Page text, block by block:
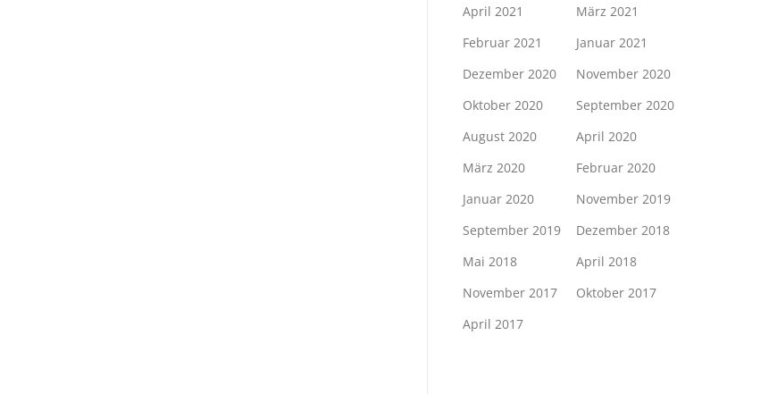
April 2021
März 2021
Februar 2021
Januar 2021
Dezember 2020
November 2020
Oktober 2020
September 2020
August 2020
April 2020
März 2020
Februar 2020
Januar 2020
November 2019
September 2019
Dezember 2018
Mai 2018
April 2018
November 2017
Oktober 2017
April 2017